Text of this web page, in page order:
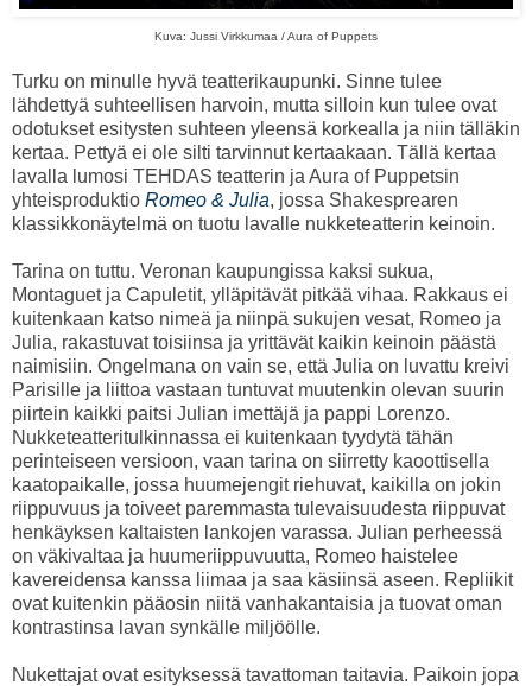
Kuva: Jussi Virkkumaa / Aura of Puppets
Turku on minulle hyvä teatterikaupunki. Sinne tulee
lähdettyä suhteellisen harvoin, mutta silloin kun tulee ovat
odotukset esitysten suhteen yleensä korkealla ja niin tälläkin
kertaa. Pettyä ei ole silti tarvinnut kertaakaan. Tällä kertaa
lavalla lumosi TEHDAS teatterin ja Aura of Puppetsin
yhteisproduktio Romeo & Julia, jossa Shakesprearen
klassikkonäytelmä on tuotu lavalle nukketeatterin keinoin.
Tarina on tuttu. Veronan kaupungissa kaksi sukua,
Montaguet ja Capuletit, ylläpitävät pitkää vihaa. Rakkaus ei
kuitenkaan katso nimeä ja niinpä sukujen vesat, Romeo ja
Julia, rakastuvat toisiinsa ja yrittävät kaikin keinoin päästä
naimisiin. Ongelmana on vain se, että Julia on luvattu kreivi
Parisille ja liittoa vastaan tuntuvat muutenkin olevan suurin
piirtein kaikki paitsi Julian imettäjä ja pappi Lorenzo.
Nukketeatteritulkinnassa ei kuitenkaan tyydytä tähän
perinteiseen versioon, vaan tarina on siirretty kaoottisella
kaatopaikalle, jossa huumejengit riehuvat, kaikilla on jokin
riippuvuus ja toiveet paremmasta tulevaisuudesta riippuvat
henkäyksen kaltaisten lankojen varassa. Julian perheessä
on väkivaltaa ja huumeriippuvuutta, Romeo haistelee
kavereidensa kanssa liimaa ja saa käsiinsä aseen. Repliikit
ovat kuitenkin pääosin niitä vanhakantaisia ja tuovat oman
kontrastinsa lavan synkälle miljöölle.
Nukettajat ovat esityksessä tavattoman taitavia. Paikoin jopa